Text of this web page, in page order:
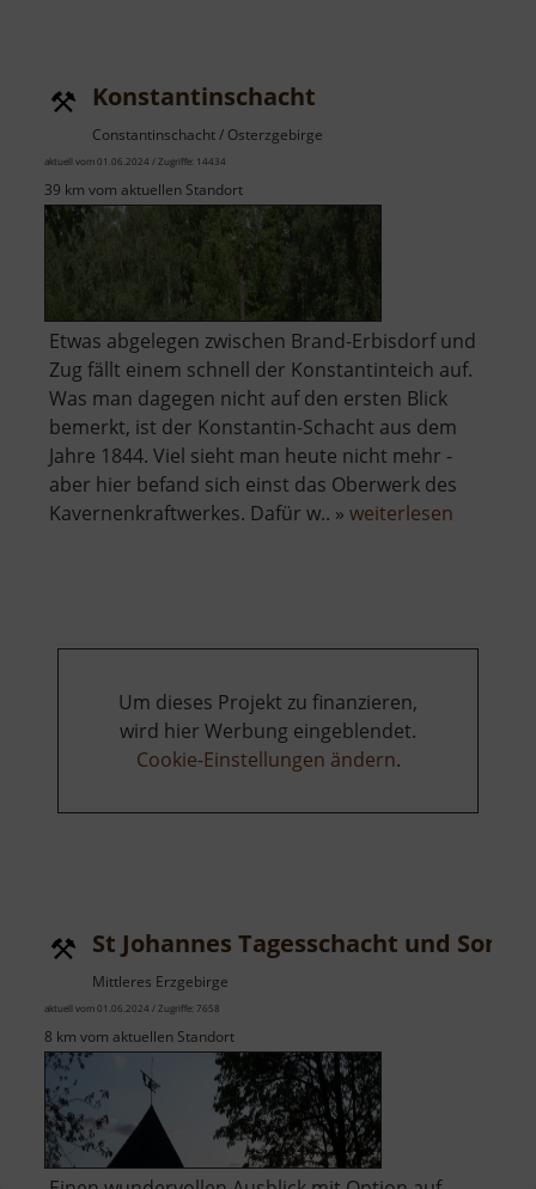
Konstantinschacht
Constantinschacht / Osterzgebirge
aktuell vom 01.06.2024 / Zugriffe: 14434
39 km vom aktuellen Standort
Etwas abgelegen zwischen Brand-Erbisdorf und
Zug fällt einem schnell der Konstantinteich auf.
Was man dagegen nicht auf den ersten Blick
bemerkt, ist der Konstantin-Schacht aus dem
Jahre 1844. Viel sieht man heute nicht mehr -
aber hier befand sich einst das Oberwerk des
Kavernenkraftwerkes. Dafür w.. » weiterlesen
Um dieses Projekt zu finanzieren,
wird hier Werbung eingeblendet.
Cookie-Einstellungen ändern.
St Johannes Tagesschacht und
Mittleres Erzgebirge
aktuell vom 01.06.2024 / Zugriffe: 7658
8 km vom aktuellen Standort